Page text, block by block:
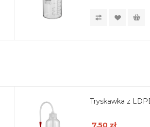
Tryskawka z
7,50 zł